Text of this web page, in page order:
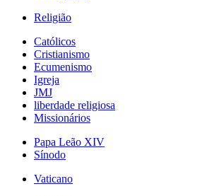
Religião
Católicos
Cristianismo
Ecumenismo
Igreja
JMJ
liberdade religiosa
Missionários
Papa Leão XIV
Sínodo
Vaticano